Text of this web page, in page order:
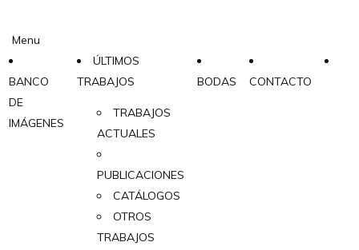
Menu
BANCO
DE
IMÁGENES
ÚLTIMOS
TRABAJOS
TRABAJOS
ACTUALES
PUBLICACIONES
CATÁLOGOS
OTROS
TRABAJOS
BODAS CONTACTO